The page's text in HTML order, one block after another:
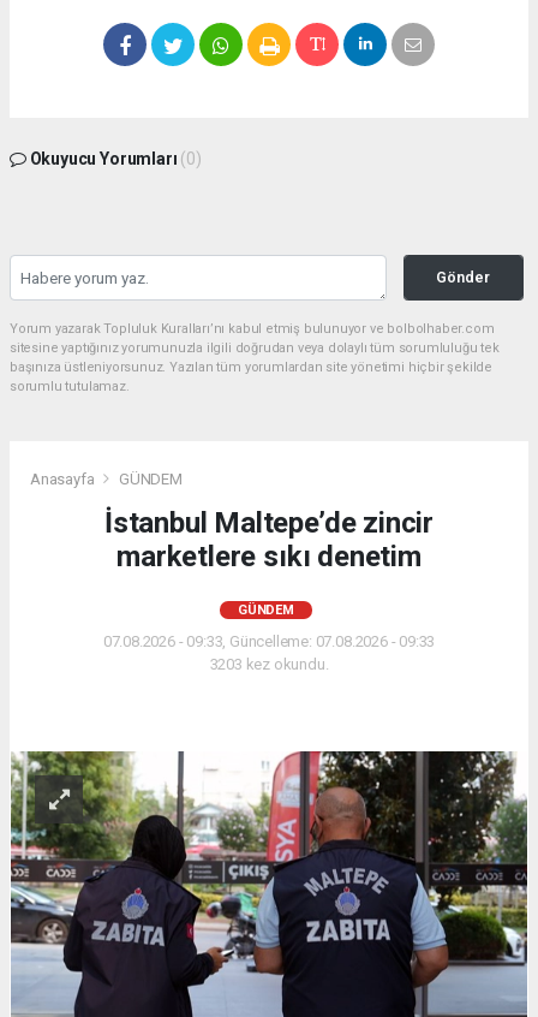
Okuyucu Yorumları (0)
Gönder
Yorum yazarak Topluluk Kuralları’nı kabul etmiş bulunuyor ve bolbolhaber.com
sitesine yaptığınız yorumunuzla ilgili doğrudan veya dolaylı tüm sorumluluğu tek
başınıza üstleniyorsunuz. Yazılan tüm yorumlardan site yönetimi hiçbir şekilde
sorumlu tutulamaz.
Anasayfa GÜNDEM
İstanbul Maltepe’de zincir
marketlere sıkı denetim
GÜNDEM
07.08.2026 - 09:33, Güncelleme: 07.08.2026 - 09:33
3203 kez okundu.